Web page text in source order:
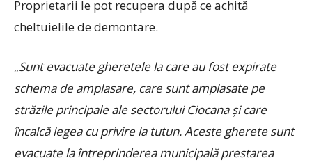
Proprietarii le pot recupera după ce achită
cheltuielile de demontare.
„Sunt evacuate gheretele la care au fost expirate
schema de amplasare, care sunt amplasate pe
străzile principale ale sectorului Ciocana și care
încalcă legea cu privire la tutun. Aceste gherete sunt
evacuate la întreprinderea municipală prestarea